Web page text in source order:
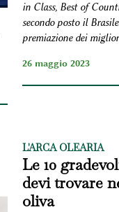
in Class, Best of
secondo posto il
premiazione dei
26 maggio 2023
L'ARCA OLEARIA
Le 10
devi trovare
oliva